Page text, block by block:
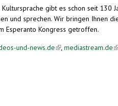
gibt es schon seit 130
und sprechen. Wir bringen Ihnen
Esperanto Kongress getroffen.
external)
und-news.de(link is external)
, mediastream.de